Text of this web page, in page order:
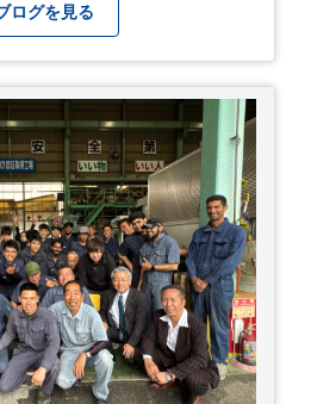
服部農園あじさい屋敷の魅
そのスケール感。約18,000
敷地に、なんと250種類以
ジサイが植えられていま
圧巻の一言。 歩道が整備さ
イの中に囲まれるような感
まらない
な景色 あじさい屋敷は、ど
場所ばかり。 高い場所
い位置にあるため、あじさ
色を一望できます。 小道
小道を歩いている後ろ姿
敵な写真になりますよ。 梅
とりと濡れたアジサイ」も
ログを見る